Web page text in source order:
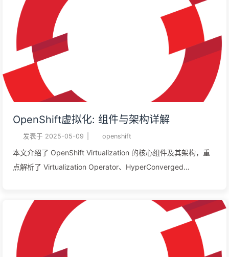
Web 控制台和命令行的方式完成安装，文章还包括如何创建
HyperConverged 实例。
OpenShift虚拟化: 组件与架构详解
发表于 2025-05-09 openshift
本文介绍了 OpenShift Virtualization 的核心组件及其架构，重
点解析了 Virtualization Operator、HyperConverged
件，管理员和开发者可以使用容器管理的方法轻松处理虚拟机，
实现基础设施管理的统一化与高效化。